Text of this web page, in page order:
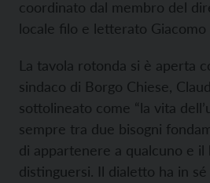
coordinato dal membro del
locale filo e letterato Giacomo
La tavola rotonda si è aperta
sindaco di Borgo Chiese,
sottolineato come “la vita
sempre tra due bisogni
di appartenere a qualcuno e il
distinguersi. Il dialetto ha in sé